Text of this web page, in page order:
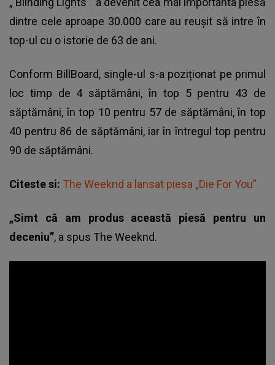
dintre cele aproape 30.000 care au reușit să intre în
top-ul cu o istorie de 63 de ani.
Conform BillBoard, single-ul s-a poziționat pe primul
loc timp de 4 săptămâni, în top 5 pentru 43 de
săptămâni, în top 10 pentru 57 de săptămâni, în top
40 pentru 86 de săptămâni, iar în întregul top pentru
90 de săptămâni.
Citeste si: The Weeknd a lansat piesa „Die For You”
„Simt că am produs această piesă pentru un
deceniu”, a spus The Weeknd.